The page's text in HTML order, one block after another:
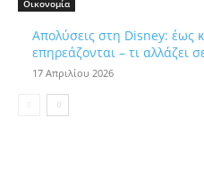
Οικονομία
Απολύσεις στη Disney: έως
επηρεάζονται – τι αλλάζει
17 Απριλίου 2026